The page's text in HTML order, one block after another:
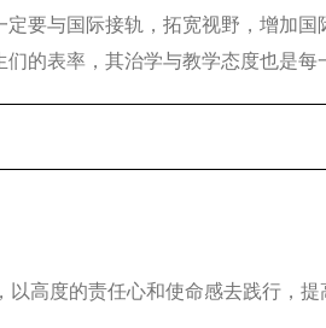
要与国际接轨，拓宽视野，增加
的表率，其治学与教学态度也是每
高度的责任心和使命感去践行，提